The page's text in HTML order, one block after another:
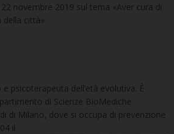
22 novembre 2019 sul tema «Aver cura di
della città»
psicoterapeuta dell’età evolutiva. È
di Scienze BioMediche
di Milano, dove si occupa di prevenzione
il